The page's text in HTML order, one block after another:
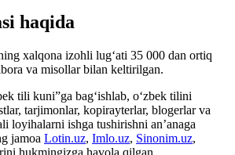
haqida
xalqona izohli lug‘ati 35 000 dan ortiq
va misollar bilan keltirilgan.
tili kuni”ga bag‘ishlab, o‘zbek tilini
tarjimonlar, kopirayterlar, blogerlar va
loyihalarni ishga tushirishni an’anaga
jamoa Lotin.uz, Imlo.uz, Sinonim.uz,
hukmingizga havola qilgan.